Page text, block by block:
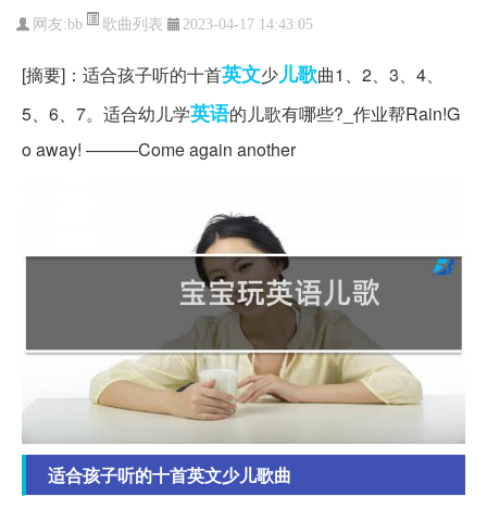
网友:bb 歌曲列表 2023-04-17 14:43:05
[摘要]：适合孩子听的十首英文少儿歌曲1、2、3、4、
5、6、7。适合幼儿学英语的儿歌有哪些?_作业帮Rain!G
o away! ———Come again another
适合孩子听的十首英文少儿歌曲